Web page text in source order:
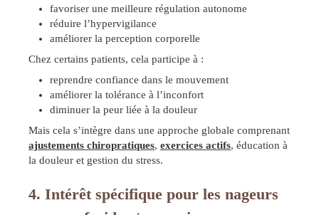
favoriser une meilleure régulation autonome
réduire l’hypervigilance
améliorer la perception corporelle
Chez certains patients, cela participe à :
reprendre confiance dans le mouvement
améliorer la tolérance à l’inconfort
diminuer la peur liée à la douleur
Mais cela s’intègre dans une approche globale comprenant
ajustements chiropratiques, exercices actifs, éducation à
la douleur et gestion du stress.
4. Intérêt spécifique pour les nageurs